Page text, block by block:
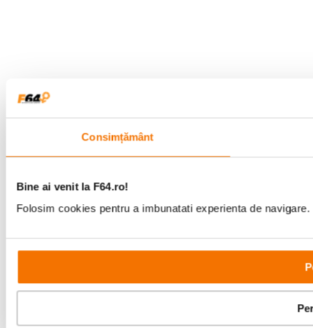
Consimțământ
Bine ai venit la F64.ro!
Folosim cookies pentru a imbunatati experienta de